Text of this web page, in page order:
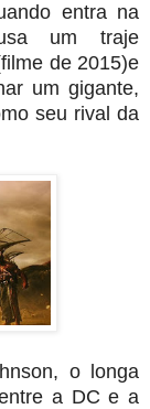
entra na
um traje
de 2015)e
um gigante,
seu rival da
o longa
a DC e a